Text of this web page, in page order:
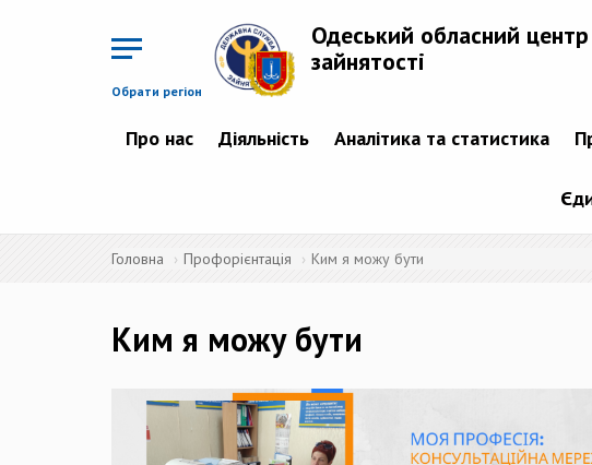
Обрати регіон
Одеський обласний центр
зайнятості
Про нас Діяльність Аналітика та статистика
Головна Профорієнтація Ким я можу бути
Ким я можу бути